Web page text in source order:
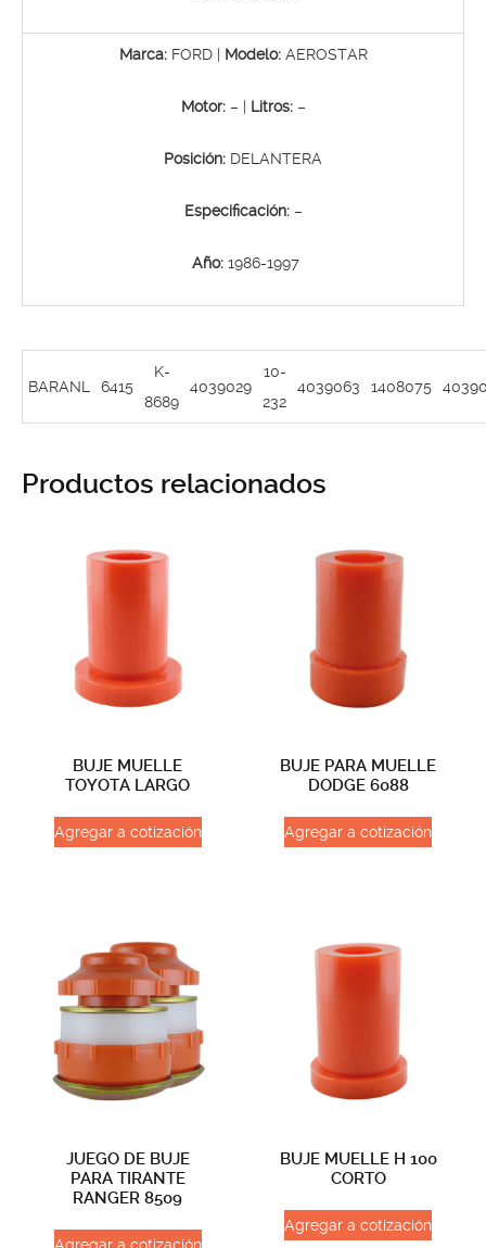
Marca:FORD | Modelo: AEROSTAR
Motor:– | Litros:–
Posición: DELANTERA
Especificación: –
Año:1986-1997
BARANL 6415
K-
8689
4039029
10-
232
4039063 1408075
Productos relacionados
BUJE MUELLE
TOYOTA LARGO
Agregar a cotización
BUJE PARA MUELLE
DODGE 6088
Agregar a cotización
JUEGO DE BUJE
PARA TIRANTE
RANGER 8509
BUJE MUELLE H 100
CORTO
Agregar a cotización